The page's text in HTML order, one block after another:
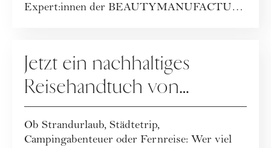
Expert:innen der BEAUTYMANUFACTUR
Jetzt ein nachhaltiges
Reisehandtuch von
Buvanha gewinnen
Ob Strandurlaub, Städtetrip,
Campingabenteuer oder Fernreise: Wer viel